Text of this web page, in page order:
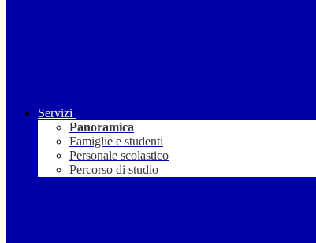
Servizi
Panoramica
Famiglie e studenti
Personale scolastico
Percorso di studio